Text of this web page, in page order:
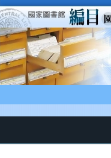
移至主內容